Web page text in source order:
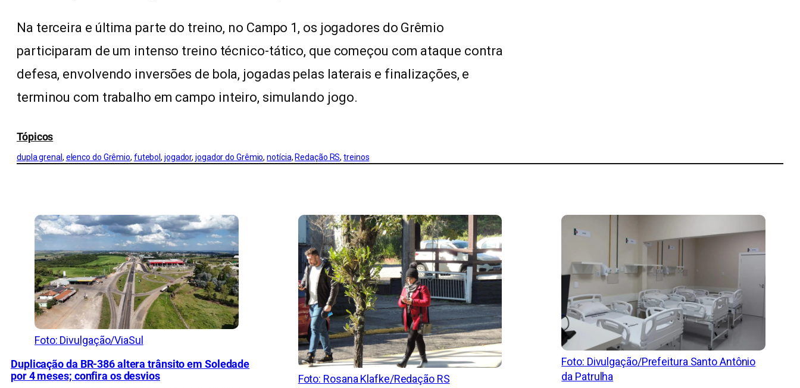
Na terceira e última parte do treino, no Campo 1, os jogadores do Grêmio
participaram de um intenso treino técnico-tático, que começou com ataque contra
defesa, envolvendo inversões de bola, jogadas pelas laterais e finalizações, e
terminou com trabalho em campo inteiro, simulando jogo.
Tópicos
dupla grenal , elenco do Grêmio, futebol, jogador, jogador do Grêmio, notícia, Redação RS, treinos
Foto: Divulgação/ViaSul
Duplicação da BR-386 altera trânsito em Soledade
por 4 meses; confira os desvios
Foto: Rosana Klafke/Redação RS
Foto: Divulgação/Prefeitura Santo Antônio
da Patrulha